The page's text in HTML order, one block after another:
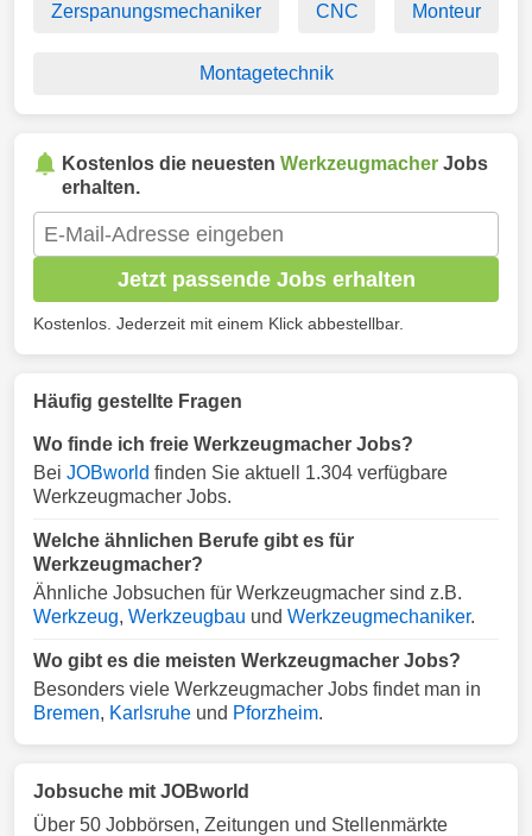
Zerspanungsmechaniker CNC Monteur
Montagetechnik
Kostenlos die neuesten Werkzeugmacher Jobs
erhalten.
Jetzt passende Jobs erhalten
Kostenlos. Jederzeit mit einem Klick abbestellbar.
Häufig gestellte Fragen
Wo finde ich freie Werkzeugmacher Jobs?
Bei JOBworld finden Sie aktuell 1.304 verfügbare
Werkzeugmacher Jobs.
Welche ähnlichen Berufe gibt es für
Werkzeugmacher?
Ähnliche Jobsuchen für Werkzeugmacher sind z.B.
Werkzeug, Werkzeugbau und Werkzeugmechaniker.
Wo gibt es die meisten Werkzeugmacher Jobs?
Besonders viele Werkzeugmacher Jobs findet man in
Bremen, Karlsruhe und Pforzheim.
Jobsuche mit JOBworld
Über 50 Jobbörsen, Zeitungen und Stellenmärkte